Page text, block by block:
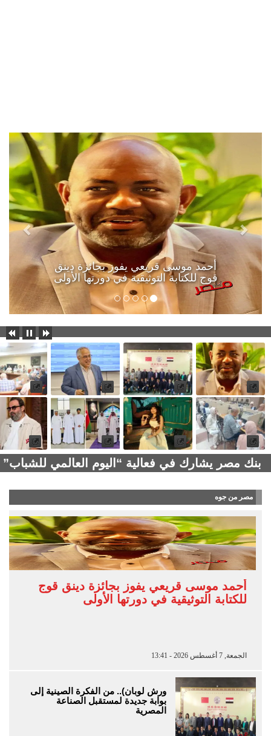
أحمد موسى قريعي يفوز بجائزة دينق
قوج للكتابة التوثيقية في دورتها الأولى
مدير تموين الرياض:
مصر من جوه
أحمد موسى قريعي يفوز بجائزة دينق قوج
للكتابة التوثيقية في دورتها الأولى
الجمعة, 7 أغسطس 2026 - 13:41
ورش لوبان).. من الفكرة الصينية إلى
بوابة جديدة لمستقبل الصناعة
المصرية